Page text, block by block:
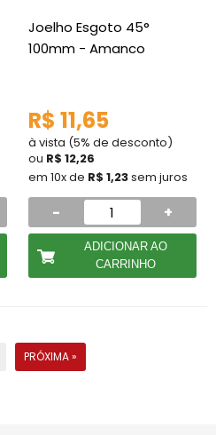
Joelho Esgoto 45°
100mm - Amanco
R$ 11,65
à vista (5% de desconto)
ou R$ 12,26
em 10x de R$ 1,23sem juros
- +
ADICIONAR AO
CARRINHO
PRÓXIMA »